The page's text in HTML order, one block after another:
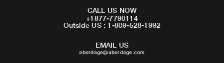
CALL US NOW
+1877-7790114
Outside US : 1-809-528-1992
EMAIL US
abordage@abordage.com